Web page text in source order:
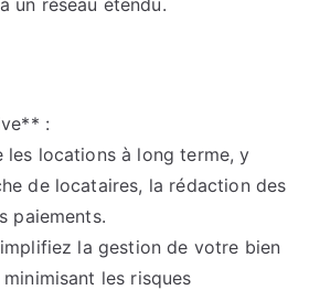
un réseau étendu.
:
les locations à long terme, y
de locataires, la rédaction des
paiements.
la gestion de votre bien
les risques